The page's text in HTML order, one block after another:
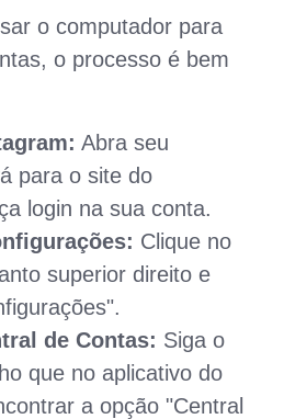
o computador para
o processo é bem
Abra seu
para o site do
login na sua conta.
Clique no
superior direito e
de Contas: Siga o
que no aplicativo do
a opção "Central